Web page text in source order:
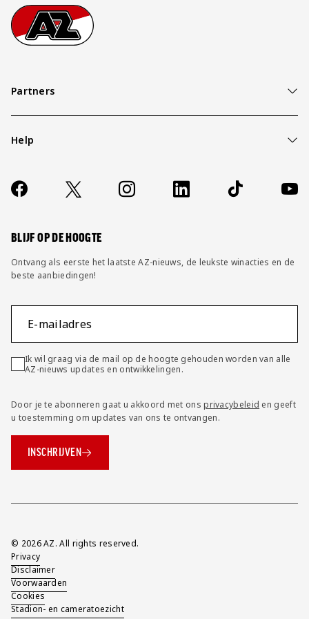
Footer
Ga naar onze homepage
Partners
Help
Contact
FAQ
Socials
https://www.facebook.com/AZAlkmaar
X Instagram LinkedIn TikTok
BLIJF OP DE HOOGTE
Ontvang als eerste het laatste AZ-nieuws, de leukste winacties en de
beste aanbiedingen!
E-mailadres
Ik wil graag via de mail op de hoogte gehouden worden van alle
AZ-nieuws updates en ontwikkelingen.
Door je te abonneren gaat u akkoord met onsprivacybeleid en geeft
u toestemming om updates van ons te ontvangen.
INSCHRIJVEN
Overig
© 2026 AZ. All rights reserved.
Privacy
Disclaimer
Voorwaarden
Cookies
Stadion- en cameratoezicht